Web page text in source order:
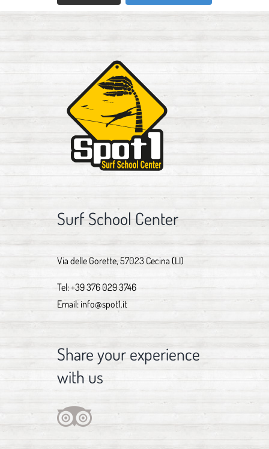
Surf School Center
Via delle Gorette, 57023 Cecina (LI)
Tel:+39 376 029 3746
Email: info@spot1.it
Share your experience
with us